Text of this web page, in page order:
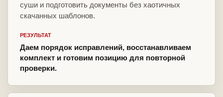
суши и подготовить документы без хаотичных
скачанных шаблонов.
РЕЗУЛЬТАТ
Даем порядок исправлений, восстанавливаем
комплект и готовим позицию для повторной
проверки.